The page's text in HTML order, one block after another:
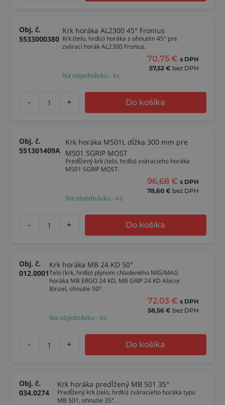
Obj. č.
5533000380
Krk horáka AL2300 45° Fronius
Krk (telo, hrdlo) horáka s ohnutím 45° pre
zvárací horák AL2300 Fronius.
70,75 € s DPH
57,52 € bez DPH
Na objednávku - ks
- + Do košíka
Obj. č.
551301409A
Krk horáka M501L dĺžka 300 mm pre
M501 SGRIP MOST
Predĺžený krk (telo, hrdlo) zváracieho horáka
M501 SGRIP MOST.
96,68 € s DPH
78,60 € bez DPH
Na objednávku - ks
- + Do košíka
Obj. č.
012.0001
Krk horáka MB 24 KD 50°
Telo (krk, hrdlo) plynom chladeného MIG/MAG
horáka MB ERGO 24 KD, MB GRIP 24 KD Abicor
Binzel, ohnutie 50°.
72,03 € s DPH
58,56 € bez DPH
Na objednávku - ks
- + Do košíka
Obj. č.
034.0274
Krk horáka predĺžený MB 501 35°
Predĺžený krk (telo, hrdlo) zváracieho horáka typu
MB 501, ohnutie 35°.